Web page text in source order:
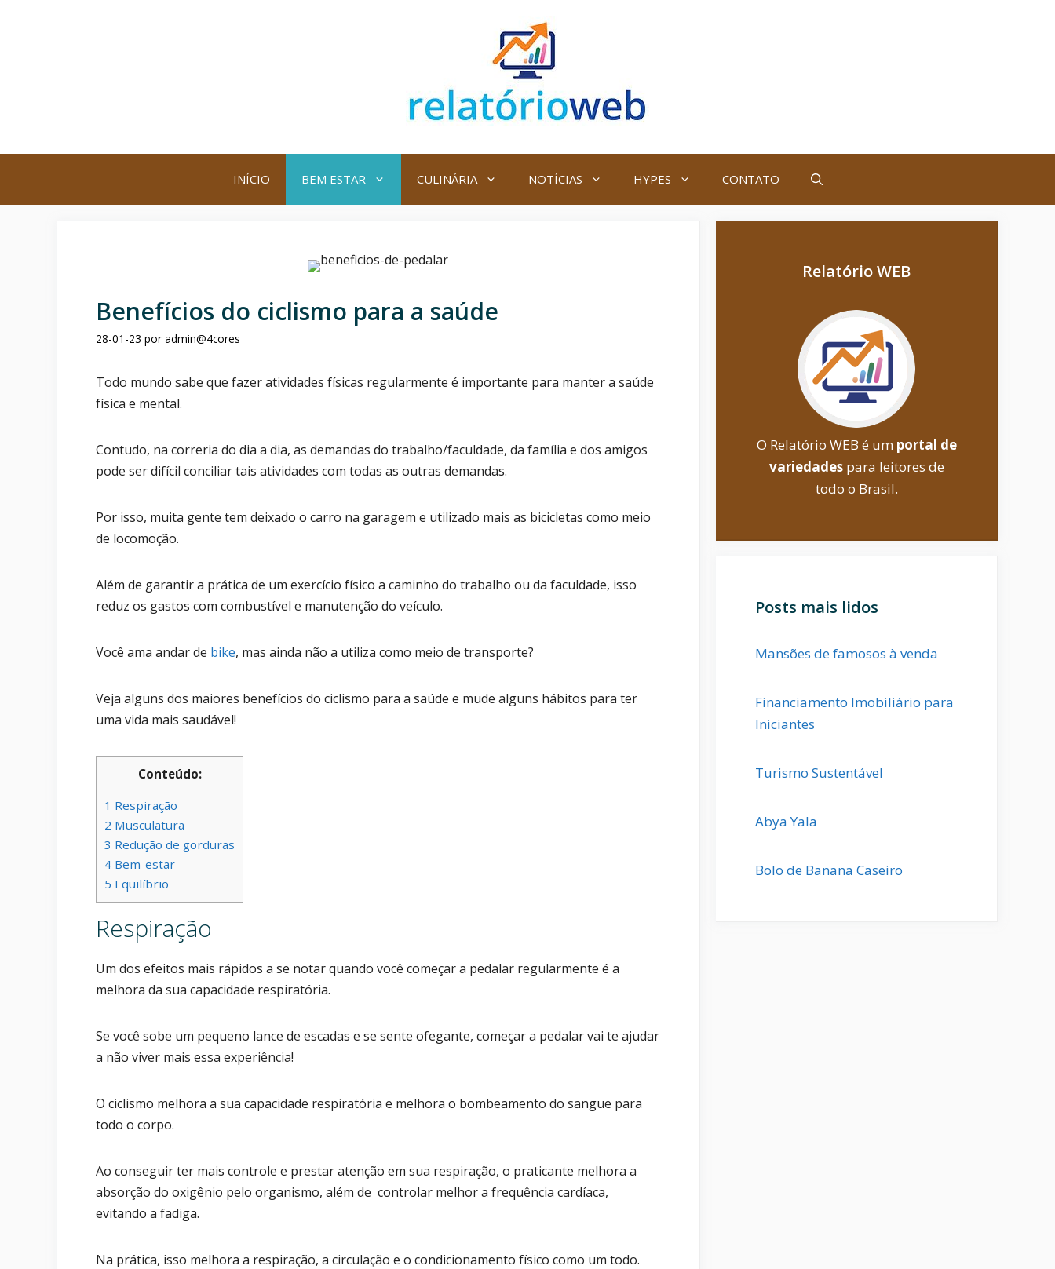
INÍCIO BEM ESTAR CULINÁRIA NOTÍCIAS HYPES CONTATO
Benefícios do ciclismo para a saúde
28-01-23 por admin@4cores
Todo mundo sabe que fazer atividades físicas regularmente é importante para manter a saúde
física e mental.
Contudo, na correria do dia a dia, as demandas do trabalho/faculdade, da família e dos amigos
pode ser difícil conciliar tais atividades com todas as outras demandas.
Por isso, muita gente tem deixado o carro na garagem e utilizado mais as bicicletas como meio
de locomoção.
Além de garantir a prática de um exercício físico a caminho do trabalho ou da faculdade, isso
reduz os gastos com combustível e manutenção do veículo.
Você ama andar de bike, mas ainda não a utiliza como meio de transporte?
Veja alguns dos maiores benefícios do ciclismo para a saúde e mude alguns hábitos para ter
uma vida mais saudável!
Conteúdo:
1 Respiração
2 Musculatura
3 Redução de gorduras
4 Bem-estar
5 Equilíbrio
Respiração
Um dos efeitos mais rápidos a se notar quando você começar a pedalar regularmente é a
melhora da sua capacidade respiratória.
Se você sobe um pequeno lance de escadas e se sente ofegante, começar a pedalar vai te ajudar
a não viver mais essa experiência!
O ciclismo melhora a sua capacidade respiratória e melhora o bombeamento do sangue para
todo o corpo.
Ao conseguir ter mais controle e prestar atenção em sua respiração, o praticante melhora a
absorção do oxigênio pelo organismo, além de controlar melhor a frequência cardíaca,
evitando a fadiga.
Na prática, isso melhora a respiração, a circulação e o condicionamento físico como um todo.
Relatório WEB
O Relatório WEB é um portal de
variedadespara leitores de
todo o Brasil.
Posts mais lidos
Mansões de famosos à venda
Financiamento Imobiliário para
Iniciantes
Turismo Sustentável
Abya Yala
Bolo de Banana Caseiro